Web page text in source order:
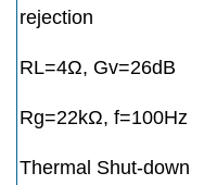
rejection
RL=4Ω, Gv=26dB
Rg=22kΩ, f=100Hz
Thermal Shut-down